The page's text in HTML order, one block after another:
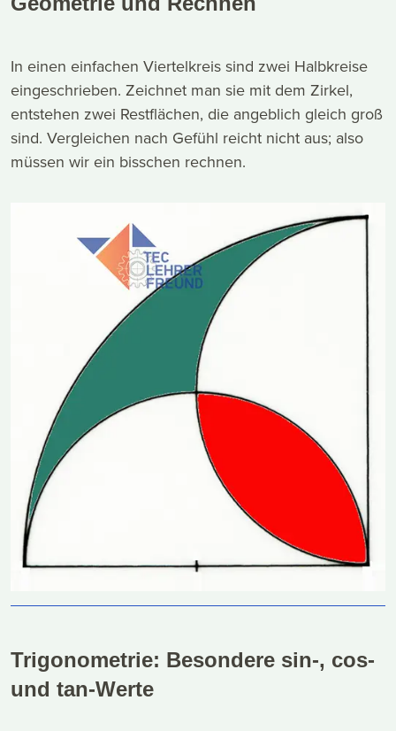
In einen einfachen Viertelkreis sind zwei Halbkreise
eingeschrieben. Zeichnet man sie mit dem Zirkel,
entstehen zwei Restflächen, die angeblich gleich groß
sind. Vergleichen nach Gefühl reicht nicht aus; also
müssen wir ein bisschen rechnen.
Trigonometrie: Besondere sin-, cos-
und tan-Werte